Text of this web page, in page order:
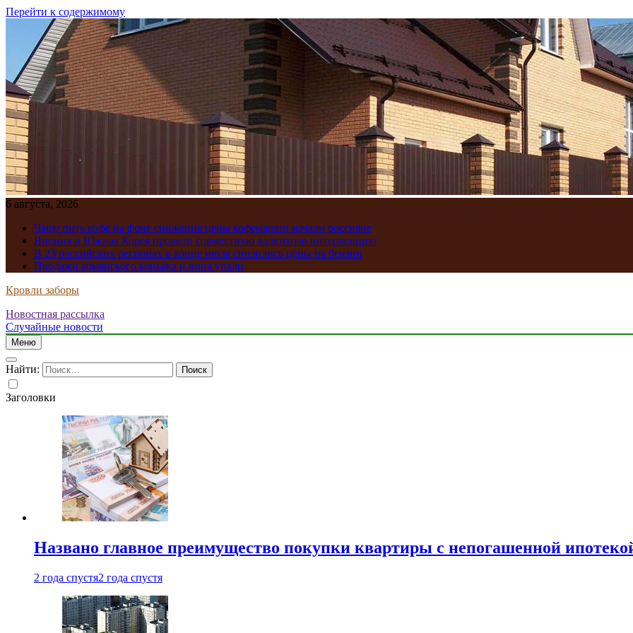
Перейти к содержимому
6 августа, 2026
Чаще пить кофе на фоне снижения цены кофемашин начали россияне
Япония и Южная Корея провели совместную валютную интервенцию
В 23 российских регионах в конце июля снизились цены на бензин
Продажи армянского коньяка и вина упали
Кровли заборы
Новостная рассылка
Случайные новости
Меню
Найти:
Заголовки
Названо главное преимущество покупки квартиры с непогашенной
2 года спустя2 года спустя